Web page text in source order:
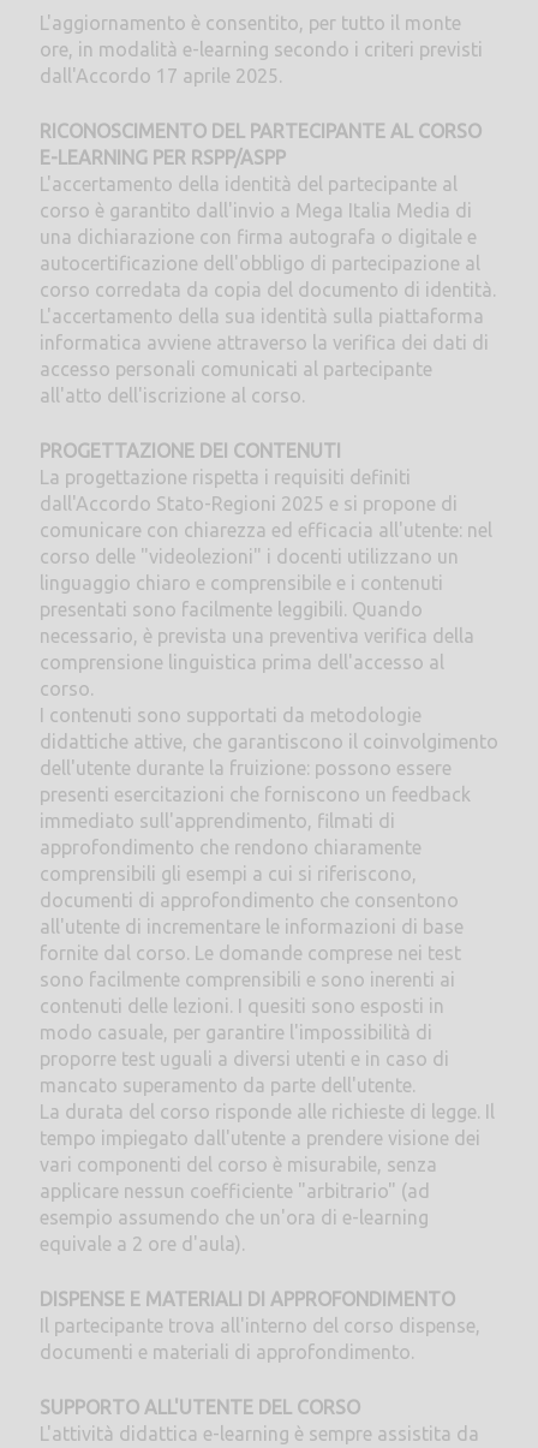
L'aggiornamento è consentito, per tutto il monte
ore, in modalità e-learning secondo i criteri previsti
dall'Accordo 17 aprile 2025.
RICONOSCIMENTO DEL PARTECIPANTE AL CORSO
E-LEARNING PER RSPP/ASPP
L'accertamento della identità del partecipante al
corso è garantito dall'invio a Mega Italia Media di
una dichiarazione con firma autografa o digitale e
autocertificazione dell'obbligo di partecipazione al
corso corredata da copia del documento di identità.
L'accertamento della sua identità sulla piattaforma
informatica avviene attraverso la verifica dei dati di
accesso personali comunicati al partecipante
all'atto dell'iscrizione al corso.
PROGETTAZIONE DEI CONTENUTI
La progettazione rispetta i requisiti definiti
dall'Accordo Stato-Regioni 2025 e si propone di
comunicare con chiarezza ed efficacia all'utente: nel
corso delle "videolezioni" i docenti utilizzano un
linguaggio chiaro e comprensibile e i contenuti
presentati sono facilmente leggibili. Quando
necessario, è prevista una preventiva verifica della
comprensione linguistica prima dell'accesso al
corso.
I contenuti sono supportati da metodologie
didattiche attive, che garantiscono il coinvolgimento
dell'utente durante la fruizione: possono essere
presenti esercitazioni che forniscono un feedback
immediato sull'apprendimento, filmati di
approfondimento che rendono chiaramente
comprensibili gli esempi a cui si riferiscono,
documenti di approfondimento che consentono
all'utente di incrementare le informazioni di base
fornite dal corso. Le domande comprese nei test
sono facilmente comprensibili e sono inerenti ai
contenuti delle lezioni. I quesiti sono esposti in
modo casuale, per garantire l'impossibilità di
proporre test uguali a diversi utenti e in caso di
mancato superamento da parte dell'utente.
La durata del corso risponde alle richieste di legge. Il
tempo impiegato dall'utente a prendere visione dei
vari componenti del corso è misurabile, senza
applicare nessun coefficiente "arbitrario" (ad
esempio assumendo che un'ora di e-learning
equivale a 2 ore d'aula).
DISPENSE E MATERIALI DI APPROFONDIMENTO
Il partecipante trova all'interno del corso dispense,
documenti e materiali di approfondimento.
SUPPORTO ALL'UTENTE DEL CORSO
L'attività didattica e-learning è sempre assistita da